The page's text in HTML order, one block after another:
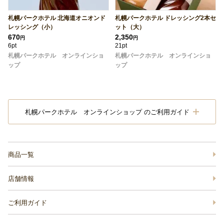
札幌パークホテル 北海道オニオンド
レッシング（小）
670円
6pt
札幌パークホテル オンラインショ
ップ
札幌パークホテル ドレッシング2本セ
ット（大）
2,350円
21pt
札幌パークホテル オンラインショ
ップ
札幌パークホテル オンラインショップ のご利用ガイド
商品一覧
店舗情報
ご利用ガイド